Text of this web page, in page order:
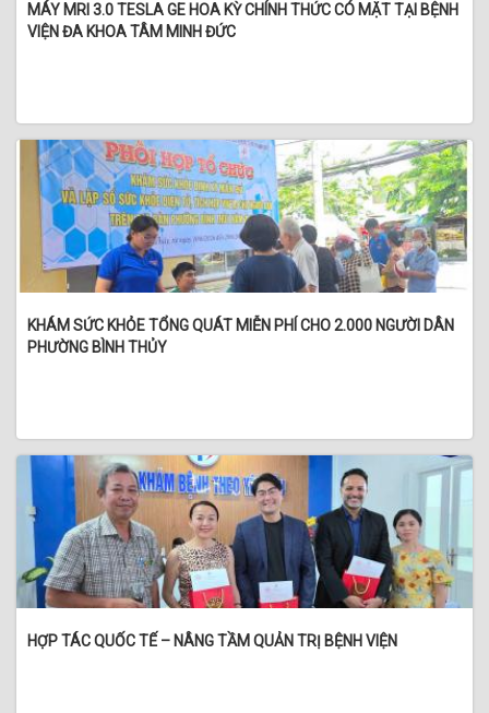
MÁY MRI 3.0 TESLA GE HOA KỲ CHÍNH THỨC CÓ MẶT TẠI BỆNH
VIỆN ĐA KHOA TÂM MINH ĐỨC
KHÁM SỨC KHỎE TỔNG QUÁT MIỄN PHÍ CHO 2.000 NGƯỜI DÂN
PHƯỜNG BÌNH THỦY
HỢP TÁC QUỐC TẾ – NÂNG TẦM QUẢN TRỊ BỆNH VIỆN